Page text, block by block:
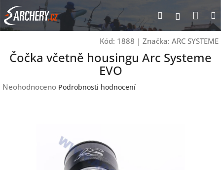
Přejít
na
obsah
Hledat
Kód: 1888 | Značka: ARC SYSTEME
Čočka včetně housingu Arc Systeme
EVO
Průměrné
Neohodnoceno Podrobnosti hodnocení